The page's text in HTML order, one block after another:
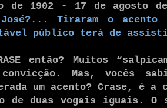
de 1902 - 17 de agosto
Tiraram o acento
público terá de
então? Muitos
Mas, vocês
um acento? Crase, é a
de duas vogais iguais.